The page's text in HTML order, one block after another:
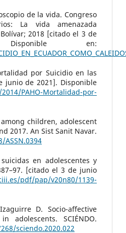
de la vida. Congreso
La vida amenazada
2018 [citado el 3 de
en:
por Suicidio en las
junio de 2021]. Disponible
PAHO-Mortalidad-por-
children, adolescent
2017. An Sist Sanit Navar.
en adolescentes y
[citado el 3 de junio
pdf/pap/v20n80/1139-
D. Socio-affective
SCIÉNDO.
sciendo.2020.022